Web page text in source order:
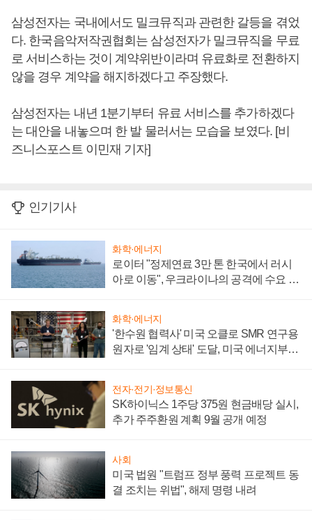
삼성전자는 국내에서도 밀크뮤직과 관련한 갈등을 겪었
다. 한국음악저작권협회는 삼성전자가 밀크뮤직을 무료
로 서비스하는 것이 계약위반이라며 유료화로 전환하지
않을 경우 계약을 해지하겠다고 주장했다.
삼성전자는 내년 1분기부터 유료 서비스를 추가하겠다
는 대안을 내놓으며 한 발 물러서는 모습을 보였다. [비
즈니스포스트 이민재 기자]
인기기사
화학·에너지
로이터 "정제연료 3만 톤 한국에서 러시
아로 이동", 우크라이나의 공격에 수요 늘
화학·에너지
'한수원 협력사' 미국 오클로 SMR 연구용
원자로 '임계 상태' 도달, 미국 에너지부
전자·전기·정보통신
SK하이닉스 1주당 375원 현금배당 실시,
추가 주주환원 계획 9월 공개 예정
사회
미국 법원 "트럼프 정부 풍력 프로젝트 동
결 조치는 위법", 해제 명령 내려